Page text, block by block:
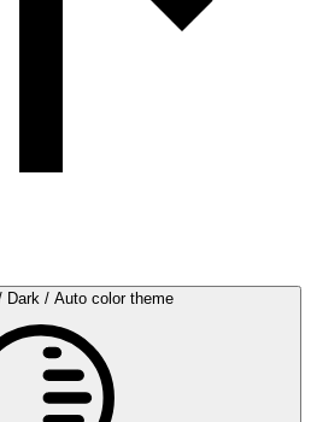
Dark / Auto color theme